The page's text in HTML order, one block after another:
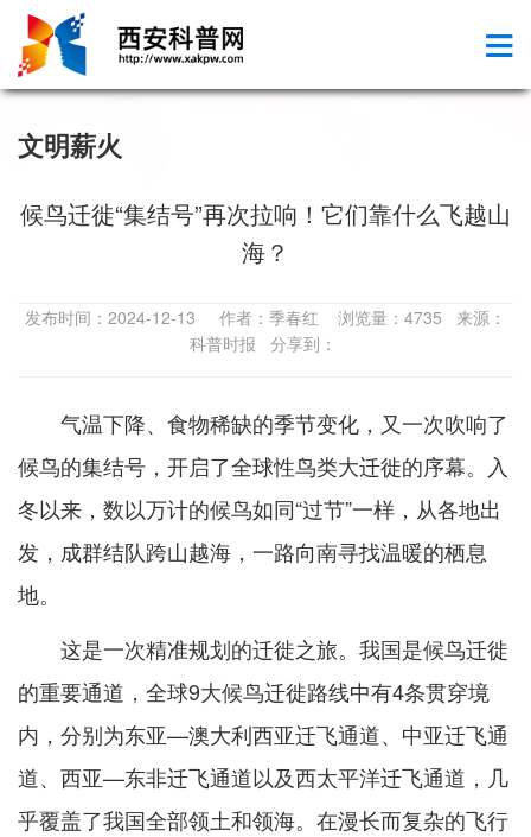
文明薪火
候鸟迁徙“集结号”再次拉响！它们靠什么飞越山
海？
发布时间：2024-12-13 作者：季春红 浏览量：4735 来源：
科普时报 分享到：
气温下降、食物稀缺的季节变化，又一次吹响了
候鸟的集结号，开启了全球性鸟类大迁徙的序幕。入
冬以来，数以万计的候鸟如同“过节”一样，从各地出
发，成群结队跨山越海，一路向南寻找温暖的栖息
地。
这是一次精准规划的迁徙之旅。我国是候鸟迁徙
的重要通道，全球9大候鸟迁徙路线中有4条贯穿境
内，分别为东亚—澳大利西亚迁飞通道、中亚迁飞通
道、西亚—东非迁飞通道以及西太平洋迁飞通道，几
乎覆盖了我国全部领土和领海。在漫长而复杂的飞行